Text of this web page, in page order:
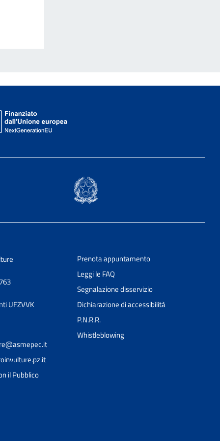
UFZVVK
il Pubblico
Prenota appuntamento
Leggi le FAQ
Segnalazione disservizio
Dichiarazione di accessibilità
P.N.R.R.
Whistleblowing